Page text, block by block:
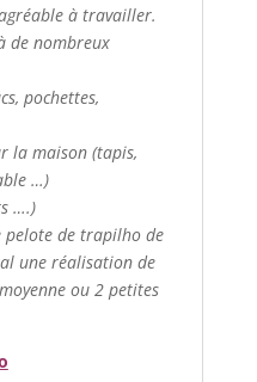
à travailler.
de nombreux
pochettes,
la maison (tapis,
…)
….)
pelote de trapilho de
une réalisation de
ou 2 petites